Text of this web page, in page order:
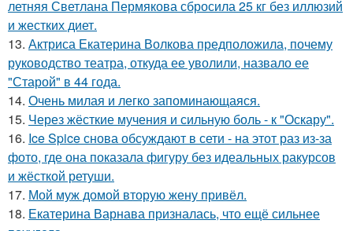
летняя Светлана Пермякова сбросила 25 кг без иллюзий
и жестких диет.
13. Актриса Екатерина Волкова предположила, почему
руководство театра, откуда ее уволили, назвало ее
"Старой" в 44 года.
14. Очень милая и легко запоминающаяся.
15. Через жёсткие мучения и сильную боль - к "Оскару".
16. Ice Spice снова обсуждают в сети - на этот раз из-за
фото, где она показала фигуру без идеальных ракурсов
и жёсткой ретуши.
17. Мой муж домой вторую жену привёл.
18. Екатерина Варнава призналась, что ещё сильнее